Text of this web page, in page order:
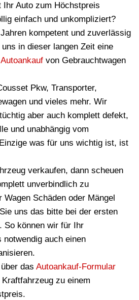
Ihr Auto zum Höchstpreis
einfach und unkompliziert?
kompetent und zuverlässig
in dieser langen Zeit eine
Autoankauf von Gebrauchtwagen
Pkw, Transporter,
und vieles mehr. Wir
aber auch komplett defekt,
und unabhängig vom
was für uns wichtig ist, ist
verkaufen, dann scheuen
unverbindlich zu
Schäden oder Mängel
uns das bitte bei der ersten
So können wir für Ihr
auch einen
das Autoankauf-Formular
zu einem